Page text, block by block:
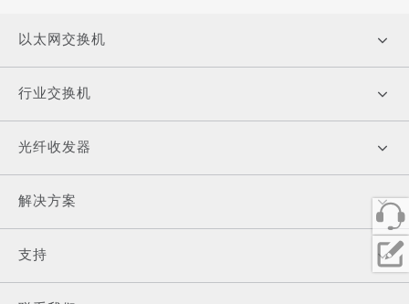
以太网交换机
行业交换机
光纤收发器
解决方案
支持